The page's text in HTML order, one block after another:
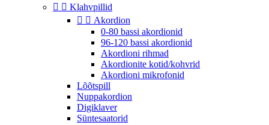
  Klahvpillid
  Akordion
0-80 bassi akordionid
96-120 bassi akordionid
Akordioni rihmad
Akordionite kotid/kohvrid
Akordioni mikrofonid
Lõõtspill
Nuppakordion
Digiklaver
Süntesaatorid